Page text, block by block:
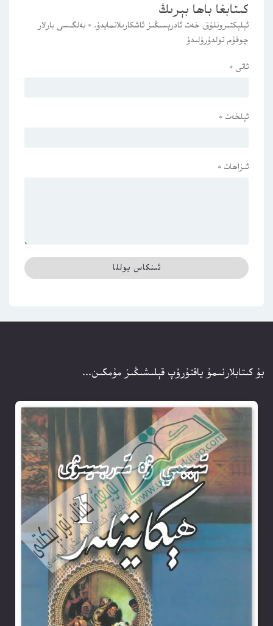
كىتابغا باھا بېرىڭ
ئېلېكتىرونلۇق خەت ئادرېسىڭىز ئاشكارىلانمايدۇ. * بەلگىسى بارلار
چوقۇم تولدۇرۇلىدۇ
ئاتى *
ئېلخەت *
ئىزاھات *
بۇ كىتابلارنىمۇ ياقتۇرۇپ قېلىشىڭىز مۇمكىن...